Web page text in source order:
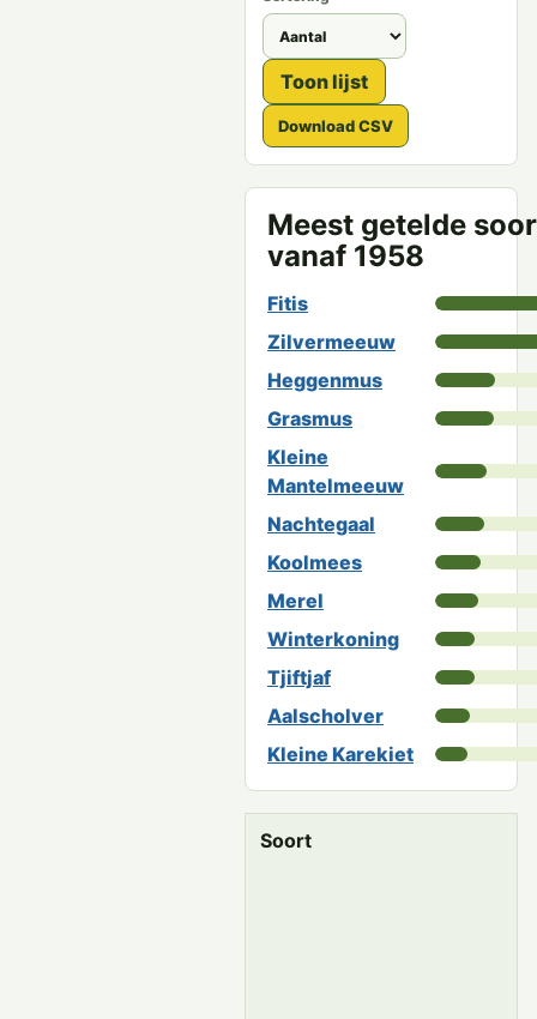
Toon lijst
Download CSV
Meest getelde
vanaf 1958
Fitis
Zilvermeeuw
Heggenmus
Grasmus
Kleine
Mantelmeeuw
Nachtegaal
Koolmees
Merel
Winterkoning
Tjiftjaf
Aalscholver
Kleine Karekiet
Soort